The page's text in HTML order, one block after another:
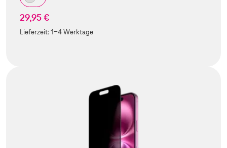
29,95 €
Lieferzeit:1-4 Werktage